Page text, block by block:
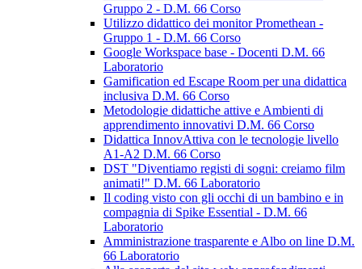
Gruppo 2 - D.M. 66 Corso
Utilizzo didattico dei monitor Promethean -
Gruppo 1 - D.M. 66 Corso
Google Workspace base - Docenti D.M. 66
Laboratorio
Gamification ed Escape Room per una didattica
inclusiva D.M. 66 Corso
Metodologie didattiche attive e Ambienti di
apprendimento innovativi D.M. 66 Corso
Didattica InnovAttiva con le tecnologie livello
A1-A2 D.M. 66 Corso
DST "Diventiamo registi di sogni: creiamo film
animati!" D.M. 66 Laboratorio
Il coding visto con gli occhi di un bambino e in
compagnia di Spike Essential - D.M. 66
Laboratorio
Amministrazione trasparente e Albo on line D.M.
66 Laboratorio